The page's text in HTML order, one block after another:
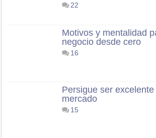
22
Motivos y mentalidad
negocio desde cero
16
Persigue ser
mercado
15